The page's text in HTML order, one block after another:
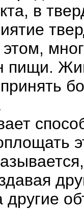
в
пищи.
другие